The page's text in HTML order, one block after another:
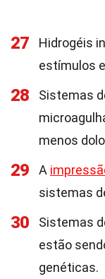
27
Hidrogéis
estímulos
28
Sistemas
menos
29 A
sistemas
30
Sistemas
estão
genéticas.